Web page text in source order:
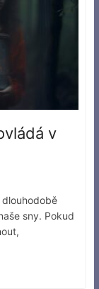
v
sny. Pokud